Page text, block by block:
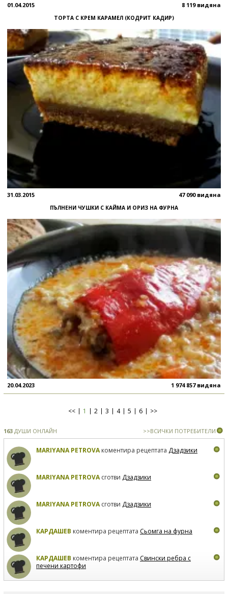
01.04.2015 8 119 видяна
ТОРТА С КРЕМ КАРАМЕЛ (КОДРИТ КАДИР)
31.03.2015 47 090 видяна
ПЪЛНЕНИ ЧУШКИ С КАЙМА И ОРИЗ НА ФУРНА
20.04.2023 1 974 857 видяна
<< 1 2 3 4 5 6 >>
163 ДУШИ ОНЛАЙН >>ВСИЧКИ ПОТРЕБИТЕЛИ
MARIYANA PETROVAкоментира рецептата Дзадзики
MARIYANA PETROVAсготви Дзадзики
MARIYANA PETROVAсготви Дзадзики
КАРДАШЕВ коментира рецептата Сьомга на фурна
КАРДАШЕВ коментира рецептата Свински ребра с
печени картофи